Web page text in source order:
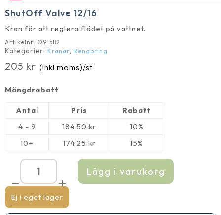
ShutOff Valve 12/16
Kran för att reglera flödet på vattnet.
Artikelnr: O91582
Kategorier: Kranar, Rengöring
205 kr (inkl moms)/st
Mängdrabatt
Antal Pris
Rabatt
4 - 9
184,50 kr
10%
10+
174,25 kr 15%
Ej i eget lager
ShutOff
Valve
12/16
mängd
Lägg i varukorg